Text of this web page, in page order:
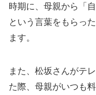
時期に、母親から「
という言葉をもらっ
ます。
また、松坂さんがテ
た際、母親がいつも